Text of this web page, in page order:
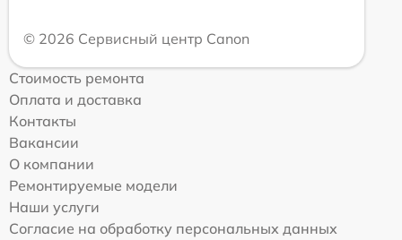
© 2026 Сервисный центр Canon
Стоимость ремонта
Оплата и доставка
Контакты
Вакансии
О компании
Ремонтируемые модели
Наши услуги
Согласие на обработку персональных данных